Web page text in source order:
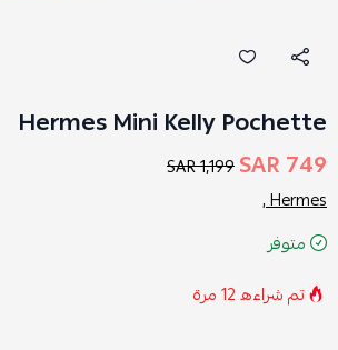
Hermes Mini Kelly Pochette
749 SAR
1,199 SAR
Hermes ,
متوفر
تم شراءه12مرة